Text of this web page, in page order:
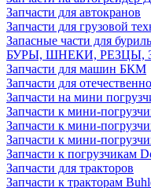
Запчасти для автокранов
Запчасти для грузовой
Запасные части для
БУРЫ, ШНЕКИ, РЕЗЦЫ,
Запчасти для машин БКМ
Запчасти для
Запчасти на мини
Запчасти к мини-
Запчасти к мини-
Запчасти к мини-
Запчасти к погрузчикам
Запчасти для тракторов
Запчасти к тракторам